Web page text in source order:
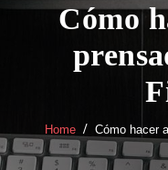
Cómo
Home Cómo hacer